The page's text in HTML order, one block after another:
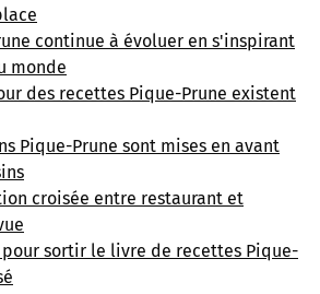
continue à évoluer en s'inspirant
monde
des recettes Pique-Prune existent
Pique-Prune sont mises en avant
croisée entre restaurant et
sortir le livre de recettes Pique-